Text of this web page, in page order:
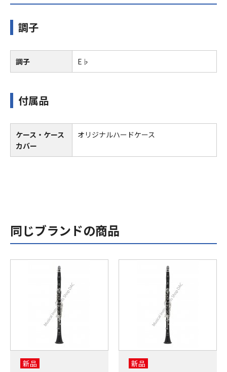
調子
調子 E♭
付属品
ケース・ケース
カバー
オリジナルハードケース
同じブランドの商品
新品 新品